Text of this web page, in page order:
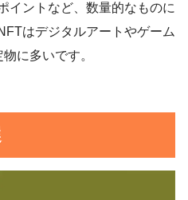
イントなど、数量的なものに
はデジタルアートやゲーム
に多いです。